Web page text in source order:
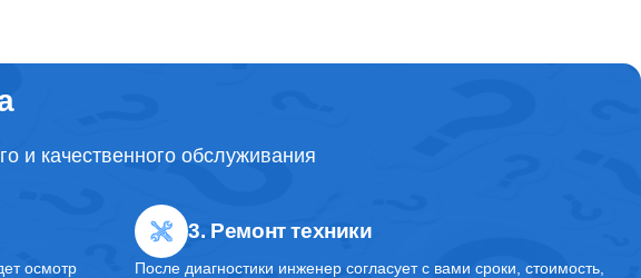
и качественного обслуживания
осмотр
3. Ремонт техники
После диагностики инженер согласует с вами сроки, стоимость,